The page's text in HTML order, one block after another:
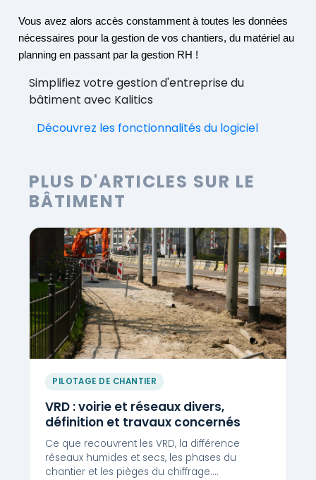
Vous avez alors accès constamment à toutes les données
nécessaires pour la gestion de vos chantiers, du matériel au
planning en passant par la gestion RH !
Simplifiez votre gestion d'entreprise du
bâtiment avec Kalitics
Découvrez les fonctionnalités du logiciel
PLUS D'ARTICLES SUR LE
BÂTIMENT
PILOTAGE DE CHANTIER
VRD : voirie et réseaux divers,
définition et travaux concernés
Ce que recouvrent les VRD, la différence
réseaux humides et secs, les phases du
chantier et les pièges du chiffrage.…